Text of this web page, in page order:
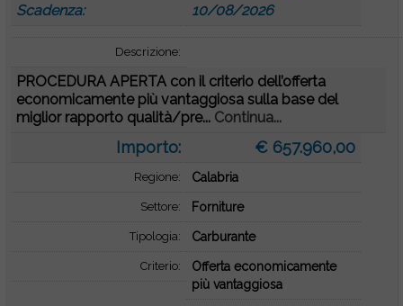
Scadenza: 10/08/2026
Descrizione:
PROCEDURA APERTA con il criterio dell’offerta
economicamente più vantaggiosa sulla base del
miglior rapporto qualità/pre... Continua...
Importo: € 657.960,00
Regione: Calabria
Settore: Forniture
Tipologia: Carburante
Criterio:
Offerta economicamente
più vantaggiosa